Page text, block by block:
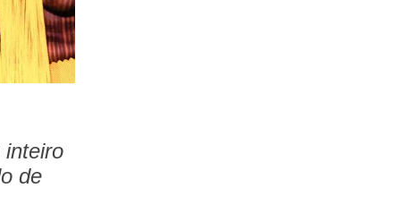
inteiro
de